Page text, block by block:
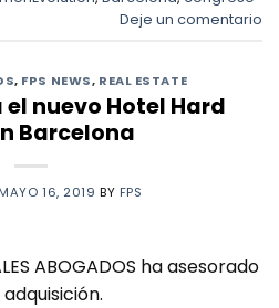
Deje un comentario
, FPS NEWS, REAL ESTATE
nuevo Hotel Hard
Barcelona
MAYO 16, 2019 BY FPS
ABOGADOS ha asesorado